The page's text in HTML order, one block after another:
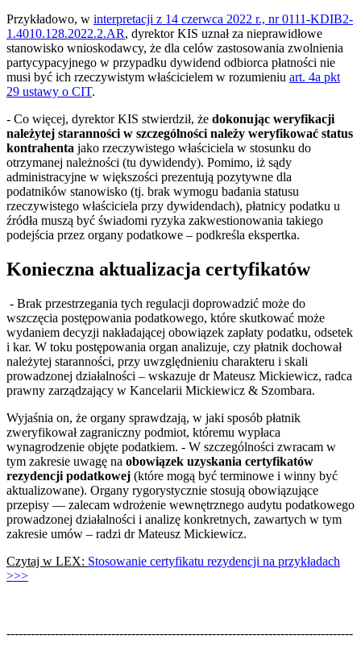
Przykładowo, w interpretacji z 14 czerwca 2022 r., nr 0111-KDIB2-
1.4010.128.2022.2.AR, dyrektor KIS uznał za nieprawidłowe
stanowisko wnioskodawcy, że dla celów zastosowania zwolnienia
partycypacyjnego w przypadku dywidend odbiorca płatności nie
musi być ich rzeczywistym właścicielem w rozumieniu art. 4a pkt
29 ustawy o CIT.
- Co więcej, dyrektor KIS stwierdził, że dokonując weryfikacji
należytej staranności w szczególności należy weryfikować status
kontrahenta jako rzeczywistego właściciela w stosunku do
otrzymanej należności (tu dywidendy). Pomimo, iż sądy
administracyjne w większości prezentują pozytywne dla
podatników stanowisko (tj. brak wymogu badania statusu
rzeczywistego właściciela przy dywidendach), płatnicy podatku u
źródła muszą być świadomi ryzyka zakwestionowania takiego
podejścia przez organy podatkowe – podkreśla ekspertka.
Konieczna aktualizacja certyfikatów
- Brak przestrzegania tych regulacji doprowadzić może do
wszczęcia postępowania podatkowego, które skutkować może
wydaniem decyzji nakładającej obowiązek zapłaty podatku, odsetek
i kar. W toku postępowania organ analizuje, czy płatnik dochował
należytej staranności, przy uwzględnieniu charakteru i skali
prowadzonej działalności – wskazuje dr Mateusz Mickiewicz, radca
prawny zarządzający w Kancelarii Mickiewicz & Szombara.
Wyjaśnia on, że organy sprawdzają, w jaki sposób płatnik
zweryfikował zagraniczny podmiot, któremu wypłaca
wynagrodzenie objęte podatkiem. - W szczególności zwracam w
tym zakresie uwagę na obowiązek uzyskania certyfikatów
rezydencji podatkowej (które mogą być terminowe i winny być
aktualizowane). Organy rygorystycznie stosują obowiązujące
przepisy — zalecam wdrożenie wewnętrznego audytu podatkowego
prowadzonej działalności i analizę konkretnych, zawartych w tym
zakresie umów – radzi dr Mateusz Mickiewicz.
Czytaj w LEX: Stosowanie certyfikatu rezydencji na przykładach
>>>
--------------------------------------------------------------------------------------